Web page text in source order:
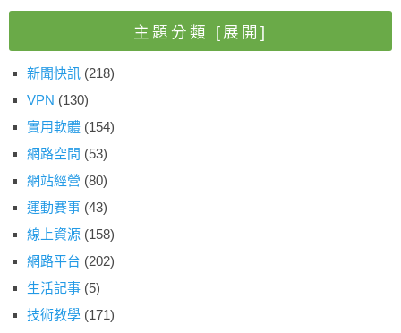
主題分類 [展開]
新聞快訊 (218)
VPN (130)
實用軟體 (154)
網路空間 (53)
網站經營 (80)
運動賽事 (43)
線上資源 (158)
網路平台 (202)
生活記事 (5)
技術教學 (171)